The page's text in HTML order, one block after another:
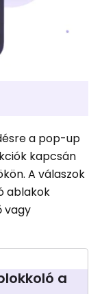
a pop-up
kapcsán
A válaszok
ablakok
vagy
a